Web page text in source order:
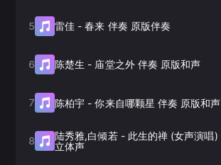
5 雷佳 -春来 伴奏 原版伴奏
6 陈楚生 - 庙堂之外 伴奏 原版和声
7 陈柏宇 -你来自哪颗星 伴奏 原版和声
8 陆秀雅,白倾若- 此生的禅 (女声演唱) 伴奏 原版
立体声